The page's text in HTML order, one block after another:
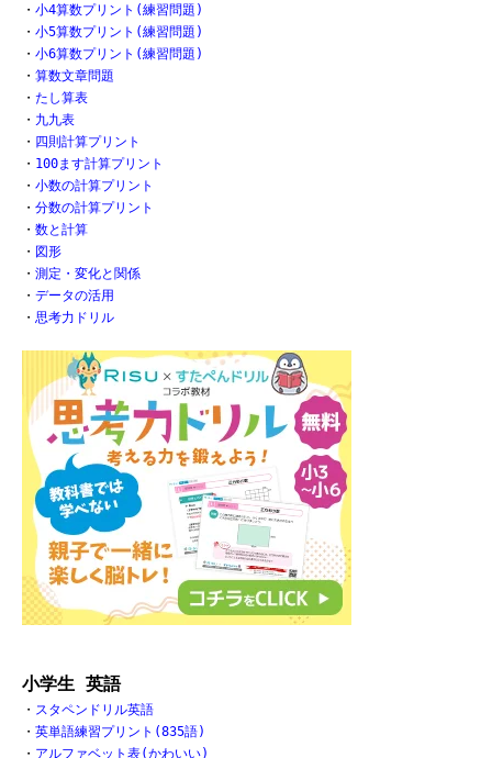
・ 小4算数プリント(練習問題)
・ 小5算数プリント(練習問題)
・ 小6算数プリント(練習問題)
・ 算数文章問題
・ たし算表
・ 九九表
・ 四則計算プリント
・ 100ます計算プリント
・ 小数の計算プリント
・ 分数の計算プリント
・ 数と計算
・ 図形
・ 測定・変化と関係
・ データの活用
・ 思考力ドリル
小学生 英語
・ スタペンドリル英語
・ 英単語練習プリント(835語)
・ アルファベット表(かわいい)